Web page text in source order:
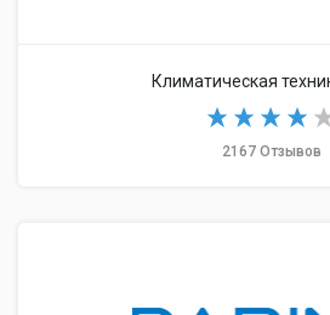
Климатическая
2167 Отзывов